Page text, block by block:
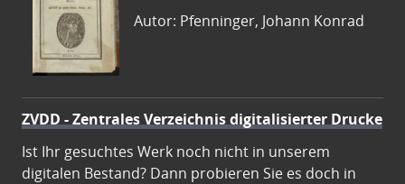
Autor: Pfenninger, Johann Konrad
ZVDD - Zentrales Verzeichnis digitalisierter Drucke
Ist Ihr gesuchtes Werk noch nicht in unserem
digitalen Bestand? Dann probieren Sie es doch in